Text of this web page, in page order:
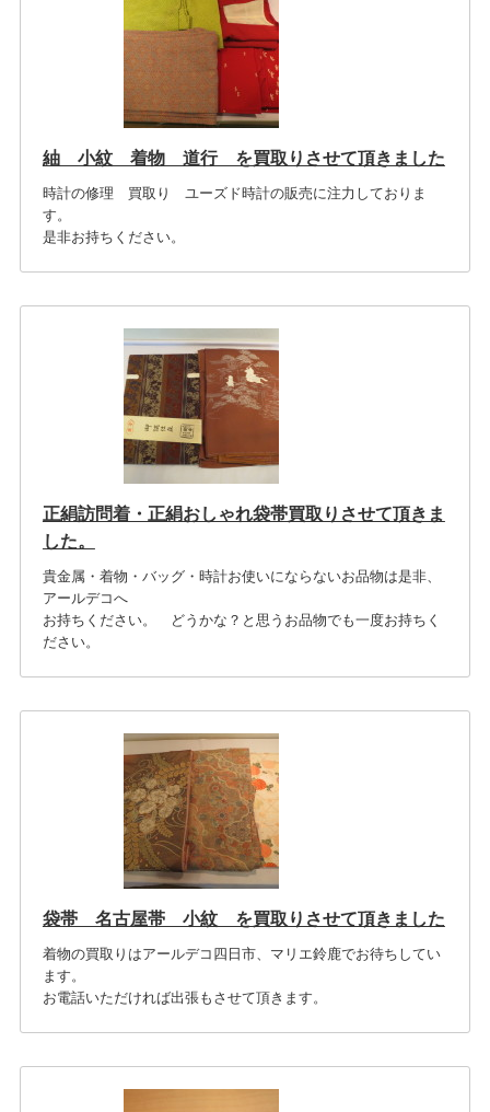
紬 小紋 着物 道行 を買取りさせて頂きました
時計の修理 買取り ユーズド時計の販売に注力しておりま
す。
是非お持ちください。
正絹訪問着・正絹おしゃれ袋帯買取りさせて頂きま
した。
貴金属・着物・バッグ・時計お使いにならないお品物は是非、
アールデコへ
お持ちください。 どうかな？と思うお品物でも一度お持ちく
ださい。
袋帯 名古屋帯 小紋 を買取りさせて頂きました
着物の買取りはアールデコ四日市、マリエ鈴鹿でお待ちしてい
ます。
お電話いただければ出張もさせて頂きます。